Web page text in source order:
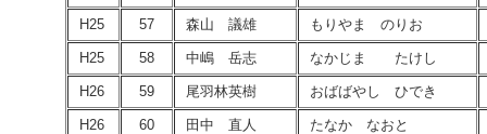
H25 57 森山 議雄 もりやま のりお
H25 58 中嶋 岳志 なかじま たけし
H26 59 尾羽林英樹 おばばやし ひでき
H26 60 田中 直人 たなか なおと